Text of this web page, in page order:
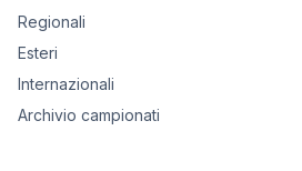
Regionali
Esteri
Internazionali
Archivio campionati